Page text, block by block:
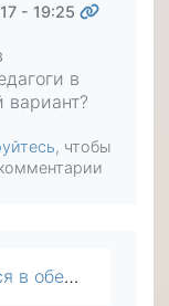
- 19:25
в
вариант?
, чтобы
такой вариант?